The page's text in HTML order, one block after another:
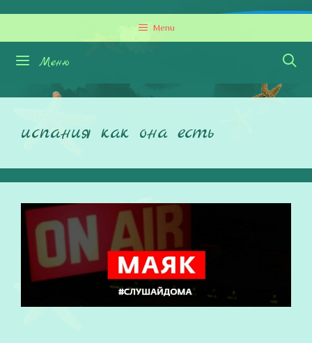
Перейти
содержимому
Menu
Меню
испания как она есть